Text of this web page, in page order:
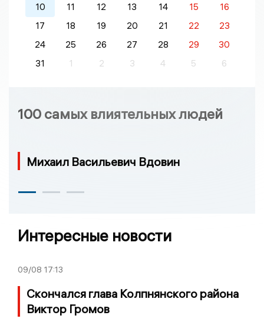
10
11 12 13 14 15
16
17
18 19 20 21 22
23
24
25 26 27 28 29
30
31
1 2 3 4 5 6
100 самых влиятельных людей
Михаил Васильевич Вдовин
Интересные новости
09/08 17:13
Скончался глава Колпнянского района
Виктор Громов